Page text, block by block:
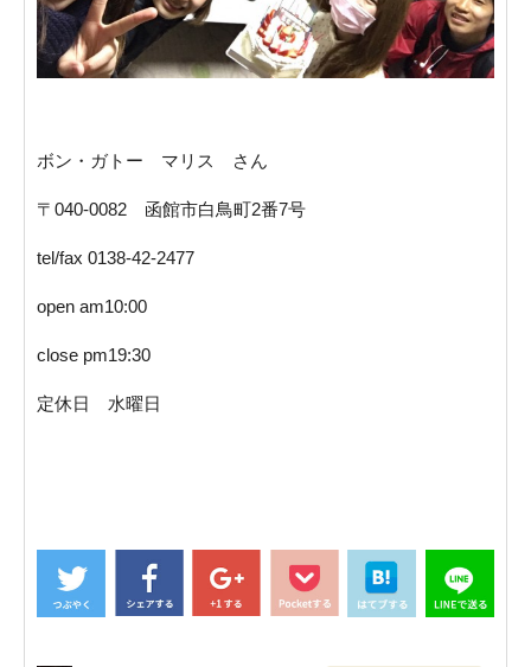
ボン・ガトー マリス さん
〒040-0082 函館市白鳥町2番7号
tel/fax 0138-42-2477
open am10:00
close pm19:30
定休日 水曜日